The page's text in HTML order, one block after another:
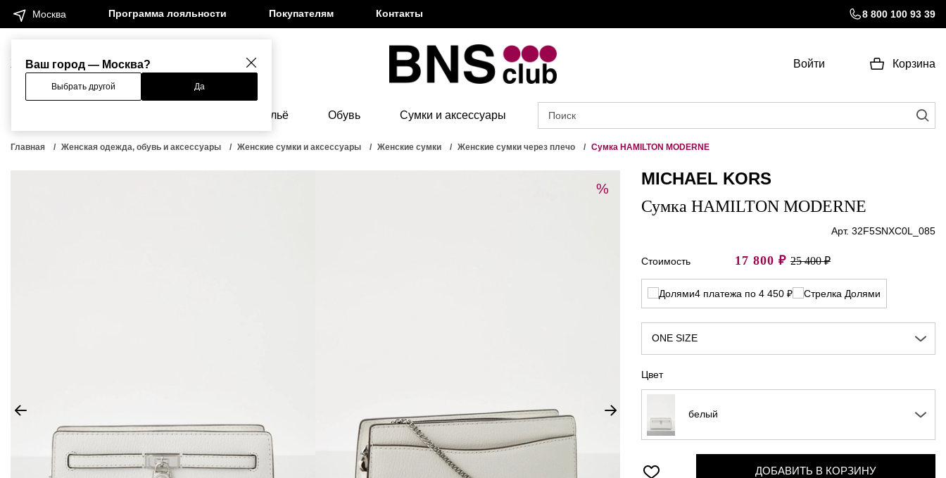
Ваш город — Москва?
Выбрать другой Да
Москва Программа лояльности Покупателям Контакты 8 800 100 93 39
Женщинам Мужчинам Войти Корзина
Бельё Обувь Сумки и аксессуары
Главная Женская одежда, обувь и аксессуары Женские сумки и аксессуары Женские сумки Женские сумки через плечо Сумка HAMILTON MODERNE
%
MICHAEL KORS
Сумка HAMILTON MODERNE
Арт. 32F5SNXC0L_085
Стоимость 17 800 ₽ 25 400 ₽
4 платежа по 4 450 ₽
ONE SIZE
Цвет
белый
ДОБАВИТЬ В КОРЗИНУ